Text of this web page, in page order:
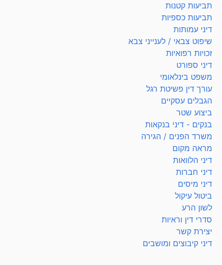
תביעות קטנות
תביעות כספיות
דיני עמותות
שיפוט צבאי / לענייני צבא
זכויות רפואיות
דיני ספורט
משפט בינלאומי
עורך דין פשיטת רגל
הגבלים עסקיים
ביצוע שטר
בנקים - דיני בנקאות
משרד הפנים / הגירה
מראה מקום
דיני הלוואות
דיני חברות
דיני מיסים
ביטול עיקול
לשון הרע
סדרי דין וראיות
יצירת קשר
דיני קיבוצים ומושבים